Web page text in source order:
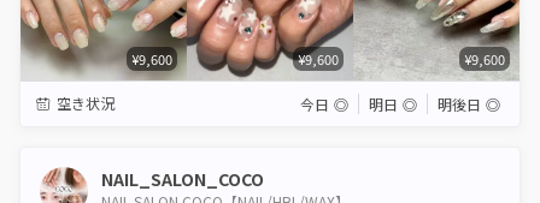
¥9,600 ¥9,600 ¥9,600
空き状況 今日 ◎ 明日 ◎ 明後日 ◎
NAIL_SALON_COCO